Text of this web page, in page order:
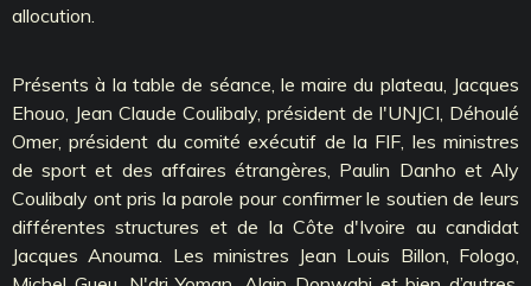
allocution.
Présents à la table de séance, le maire du plateau, Jacques
Ehouo, Jean Claude Coulibaly, président de l'UNJCI, Déhoulé
Omer, président du comité exécutif de la FIF, les ministres
de sport et des affaires étrangères, Paulin Danho et Aly
Coulibaly ont pris la parole pour confirmer le soutien de leurs
différentes structures et de la Côte d'Ivoire au candidat
Jacques Anouma. Les ministres Jean Louis Billon, Fologo,